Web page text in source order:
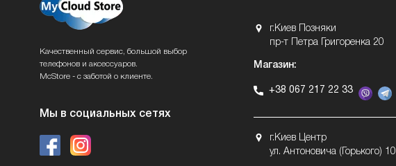
Качественный сервис, большой выбор
телефонов и аксессуаров.
McStore - с заботой о клиенте.
Мы в социальных сетях
г.Киев Позняки
пр-т Петра Григоренка 20
Магазин:
+38 067 217 22 33
г.Киев Центр
ул. Антоновича (Горького) 10